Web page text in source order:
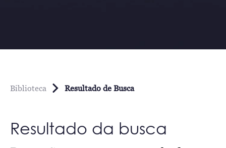
Biblioteca Resultado de Busca
Resultado da busca